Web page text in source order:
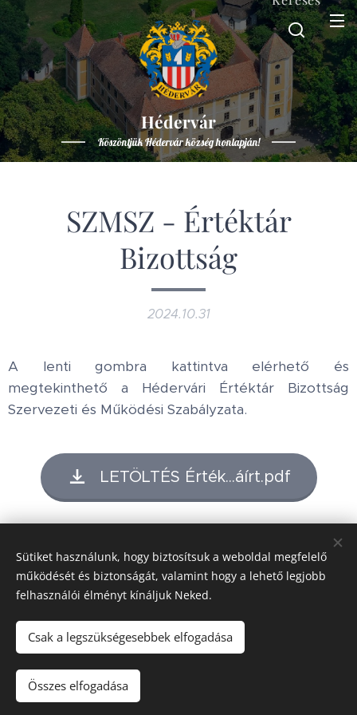
Hédervár
Köszöntjük Hédervár község honlapján!
SZMSZ - Értéktár
Bizottság
2024.10.31
A lenti gombra kattintva elérhető és
megtekinthető a Hédervári Értéktár Bizottság
Szervezeti és Működési Szabályzata.
LETÖLTÉS Érték...áírt.pdf
Honlap tulajdonos:Hédervár Község Önkormányzata
Adatvédelmi tájékoztató
Készítő:Mészáros Bott Boglárka
Domain:SZIGETKÖZ.NET Kft.
Sütiket használunk, hogy biztosítsuk a weboldal megfelelő
működését és biztonságát, valamint hogy a lehető legjobb
felhasználói élményt kínáljuk Neked.
Csak a legszükségesebbek elfogadása
Összes elfogadása